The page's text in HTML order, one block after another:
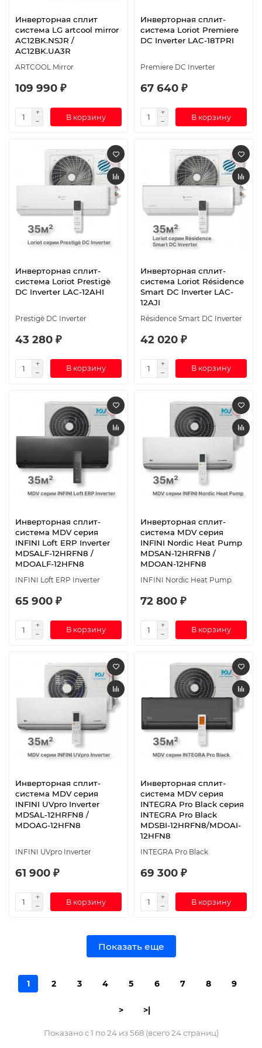
Инверторная сплит
система LG artcool mirror
AC12BK.NSJR /
AC12BK.UA3R
ARTCOOL Mirror
109 990 ₽
В корзину
Инверторная сплит-
система Loriot Premiere
DC Inverter LAC-18TPRI
Premiere DC Inverter
67 640 ₽
В корзину
Инверторная сплит-
система Loriot Prestigè
DC Inverter LAC-12AHI
Prestigè DC Inverter
43 280 ₽
В корзину
Инверторная сплит-
система Loriot Résidence
Smart DC Inverter LAC-
12AJI
Résidence Smart DC Inverter
42 020 ₽
В корзину
Инверторная сплит-
система MDV серия
INFINI Loft ERP Inverter
MDSALF-12HRFN8 /
MDOALF-12HFN8
INFINI Loft ERP Inverter
65 900 ₽
В корзину
Инверторная сплит-
система MDV серия
INFINI Nordic Heat Pump
MDSAN-12HRFN8 /
MDOAN-12HFN8
INFINI Nordic Heat Pump
72 800 ₽
В корзину
Инверторная сплит-
система MDV серия
INFINI UVpro Inverter
MDSAL-12HRFN8 /
MDOAG-12HFN8
INFINI UVpro Inverter
61 900 ₽
В корзину
Инверторная сплит-
система MDV серия
INTEGRA Pro Black серия
INTEGRA Pro Black
MDSBI-12HRFN8/MDOAI-
12HFN8
INTEGRA Pro Black
69 300 ₽
В корзину
Показать еще
1 2 3 4 5 6 7 8 9
> >|
Показано с 1 по 24 из 568 (всего 24 страниц)